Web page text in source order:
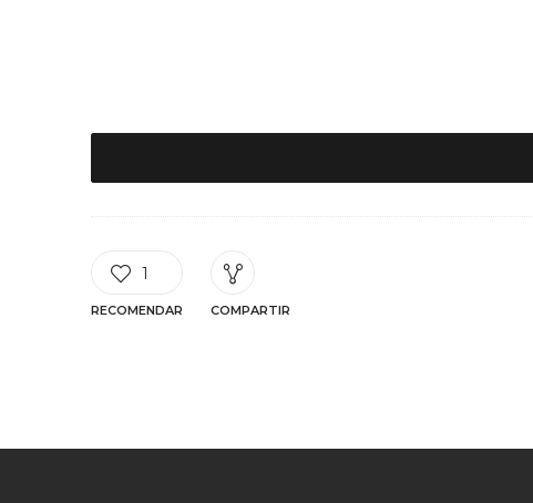
1
RECOMENDAR COMPARTIR